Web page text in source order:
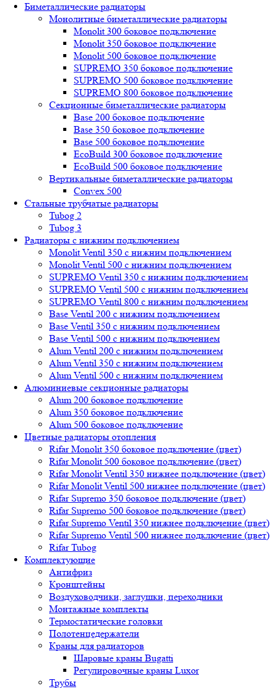
Биметаллические радиаторы
Монолитные биметаллические радиаторы
Mоnоlit 300 боковое подключение
Mоnоlit 350 боковое подключение
Mоnоlit 500 боковое подключение
SUРREMО 350 боковое подключение
SUРREMО 500 боковое подключение
SUРREMО 800 боковое подключение
Секционные биметаллические радиаторы
Base 200 боковое подключение
Base 350 боковое подключение
Base 500 боковое подключение
EcoBuild 300 боковое подключение
EcoBuild 500 боковое подключение
Вертикальные биметаллические радиаторы
Convex 500
Стальные трубчатые радиаторы
Tubog 2
Tubog 3
Радиаторы с нижним подключением
Monolit Ventil 350 с нижним подключением
Monolit Ventil 500 с нижним подключением
SUPREMO Ventil 350 с нижним подключением
SUPREMO Ventil 500 с нижним подключением
SUPREMO Ventil 800 с нижним подключением
Base Ventil 200 с нижним подключением
Base Ventil 350 с нижним подключением
Base Ventil 500 с нижним подключением
Alum Ventil 200 с нижним подключением
Alum Ventil 350 с нижним подключением
Alum Ventil 500 с нижним подключением
Алюминиевые секционные радиаторы
Alum 200 боковое подключение
Alum 350 боковое подключение
Alum 500 боковое подключение
Цветные радиаторы отопления
Rifar Monolit 350 боковое подключение (цвет)
Rifar Monolit 500 боковое подключение (цвет)
Rifar Monolit Ventil 350 нижнее подключение (цвет)
Rifar Monolit Ventil 500 нижнее подключение (цвет)
Rifar Supremo 350 боковое подключение (цвет)
Rifar Supremo 500 боковое подключение (цвет)
Rifar Supremo Ventil 350 нижнее подключение (цвет)
Rifar Supremo Ventil 500 нижнее подключение (цвет)
Rifar Tubog
Комплектующие
Антифриз
Кронштейны
Воздуховодчики, заглушки, переходники
Монтажные комплекты
Термостатические головки
Полотенцедержатели
Краны для радиаторов
Шаровые краны Bugatti
Регулировочные краны Luxor
Трубы